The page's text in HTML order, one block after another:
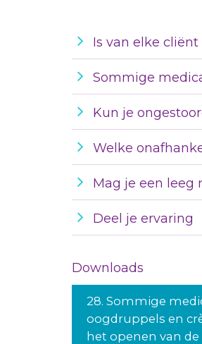
Is van elke cliënt
Sommige
Kun je
Welke
Mag je een leeg
Deel je ervaring
Downloads
28. Sommige
oogdruppels en
het openen van